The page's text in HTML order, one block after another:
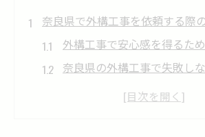
奈良県で外構工事を依頼する際
外構工事で安心感を得るた
奈良県の外構工事で失敗し
外構工事の事例から学ぶ安